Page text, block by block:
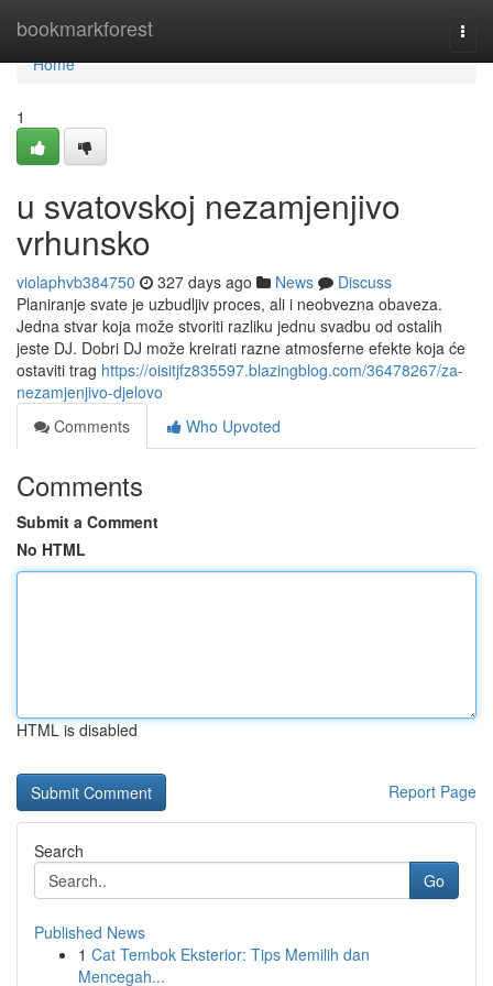
bookmarkforest
Home
Home
1
u svatovskoj nezamjenjivo
vrhunsko
violaphvb384750 327 days ago News
Discuss
Planiranje svate je uzbudljiv proces, ali i neobvezna obaveza.
Jedna stvar koja može stvoriti razliku jednu svadbu od ostalih
jeste DJ. Dobri DJ može kreirati razne atmosferne efekte koja će
ostaviti trag https://oisitjfz835597.blazingblog.com/36478267/za-
nezamjenjivo-djelovo
Comments
Who Upvoted
Comments
Submit a Comment
No HTML
HTML is disabled
Report Page
Search
Go
Published News
1 Cat Tembok Eksterior: Tips Memilih dan
Mencegah...